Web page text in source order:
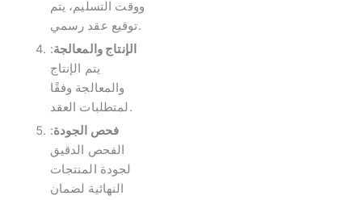
ووقت التسليم، يتم
توقيع عقد رسمي.
الإنتاج والمعالجة:
يتم الإنتاج
والمعالجة وفقًا
لمتطلبات العقد.
فحص الجودة:
الفحص الدقيق
لجودة المنتجات
النهائية لضمان